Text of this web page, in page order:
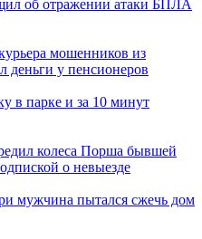
об отражении атаки БПЛА
мошенников из
деньги у пенсионеров
в парке и за 10 минут
колеса Порша бывшей
о невыезде
мужчина пытался сжечь дом